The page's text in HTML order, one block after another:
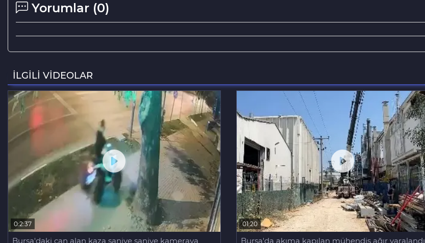
Yorumlar (0)
İLGİLİ VİDEOLAR
0:2:37
Bursa'daki can alan kaza saniye saniye kameraya
01:20
Bursa'da akıma kapılan mühendis ağır yaralandı